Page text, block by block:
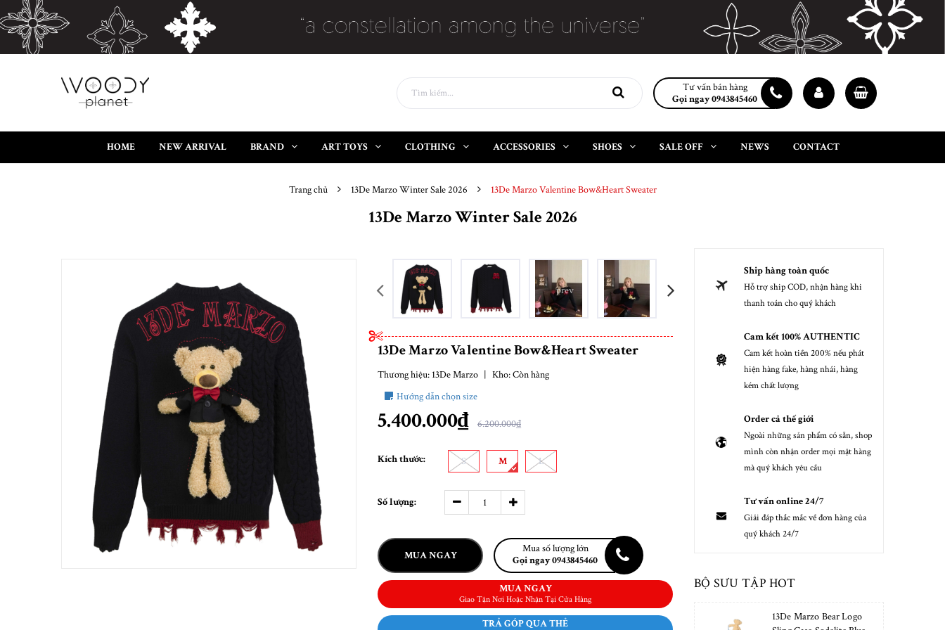
Tư vấn bán hàng
Gọi ngay 0943845460
HOME NEW ARRIVAL BRAND ART TOYS CLOTHING ACCESSORIES SHOES SALE OFF NEWS CONTACT
Trang chủ 13De Marzo Winter Sale 2026 13De Marzo Valentine Bow&Heart Sweater
13De Marzo Winter Sale 2026
prev next
13De Marzo Valentine Bow&Heart Sweater
Thương hiệu: 13De Marzo | Kho:Còn hàng
Hướng dẫn chọn size
5.400.000₫ 6.200.000₫
Kích thước: S M L
Số lượng:
MUA NGAY
Mua số lượng lớn
Gọi ngay 0943845460
MUA NGAY
Giao Tận Nơi Hoặc Nhận Tại Cửa Hàng
TRẢ GÓP QUA THẺ
Ship hàng toàn quốc
Hỗ trợ ship COD, nhận hàng khi
thanh toán cho quý khách
Cam kết 100% AUTHENTIC
Cam kết hoàn tiền 200% nếu phát
hiện hàng fake, hàng nhái, hàng
kém chất lượng
Order cả thế giới
Ngoài những sản phẩm có sẵn, shop
mình còn nhận order mọi mặt hàng
mà quý khách yêu cầu
Tư vấn online 24/7
Giải đáp thắc mắc về đơn hàng của
quý khách 24/7
BỘ SƯU TẬP HOT
13De Marzo Bear Logo